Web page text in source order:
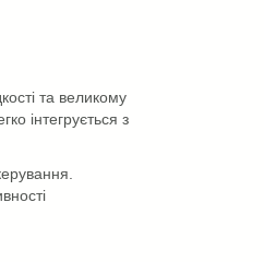
та великому
інтегрується з